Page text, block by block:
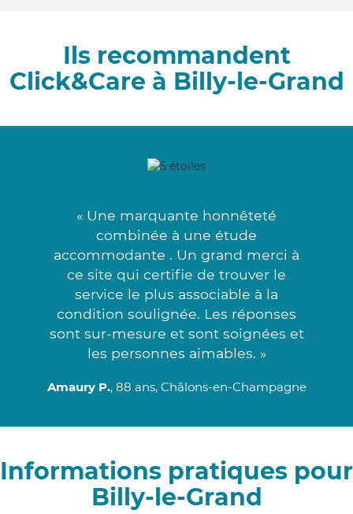
Ils recommandent
Click&Care à Billy-le-Grand
« Une marquante honnêteté
combinée à une étude
accommodante . Un grand merci à
ce site qui certifie de trouver le
service le plus associable à la
condition soulignée. Les réponses
sont sur-mesure et sont soignées et
les personnes aimables. »
Amaury P., 88 ans, Châlons-en-Champagne
Informations pratiques pour
Billy-le-Grand